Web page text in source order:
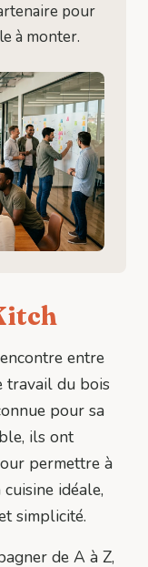
pour
à monter.
entre
travail du bois
pour sa
ils ont
permettre à
idéale,
simplicité.
de A à Z,